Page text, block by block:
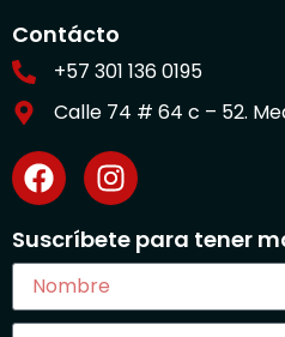
Contácto
+57 301 136 0195
Calle 74 # 64 c – 52.
Suscríbete para tener